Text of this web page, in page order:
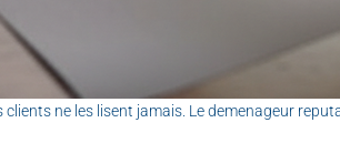
ne les lisent jamais. Le demenageur